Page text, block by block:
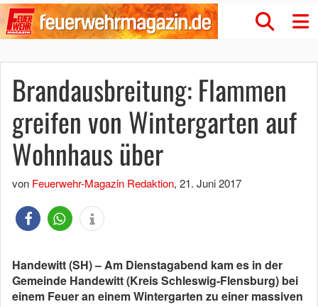
Brandausbreitung: Flammen
greifen von Wintergarten auf
Wohnhaus über
von Feuerwehr-Magazin Redaktion, 21. Juni 2017
Handewitt (SH) – Am Dienstagabend kam es in der
Gemeinde Handewitt (Kreis Schleswig-Flensburg) bei
einem Feuer an einem Wintergarten zu einer massiven